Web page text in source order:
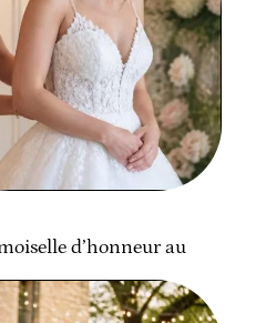
d’honneur au